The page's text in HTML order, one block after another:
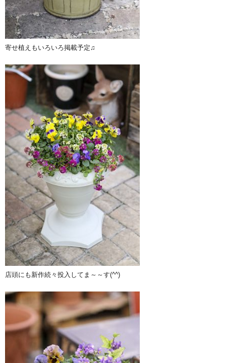
寄せ植えもいろいろ掲載予定♫
店頭にも新作続々投入してま～～す(^^)